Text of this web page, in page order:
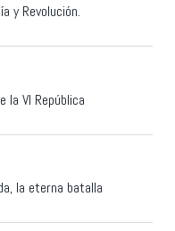
y Revolución.
la VI República
la eterna batalla